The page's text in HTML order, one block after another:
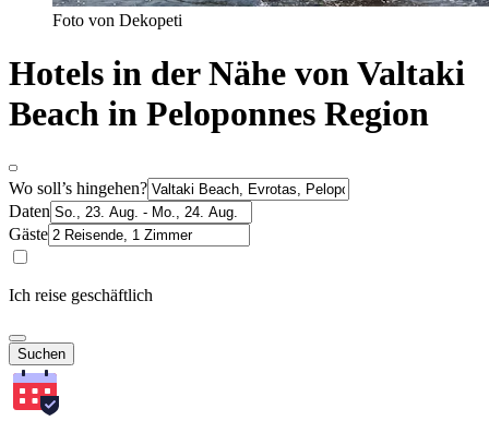
Foto von Dekopeti
Hotels in der Nähe von Valtaki
Beach in Peloponnes Region
Wo soll’s hingehen?
Daten
Gäste
Ich reise geschäftlich
Suchen